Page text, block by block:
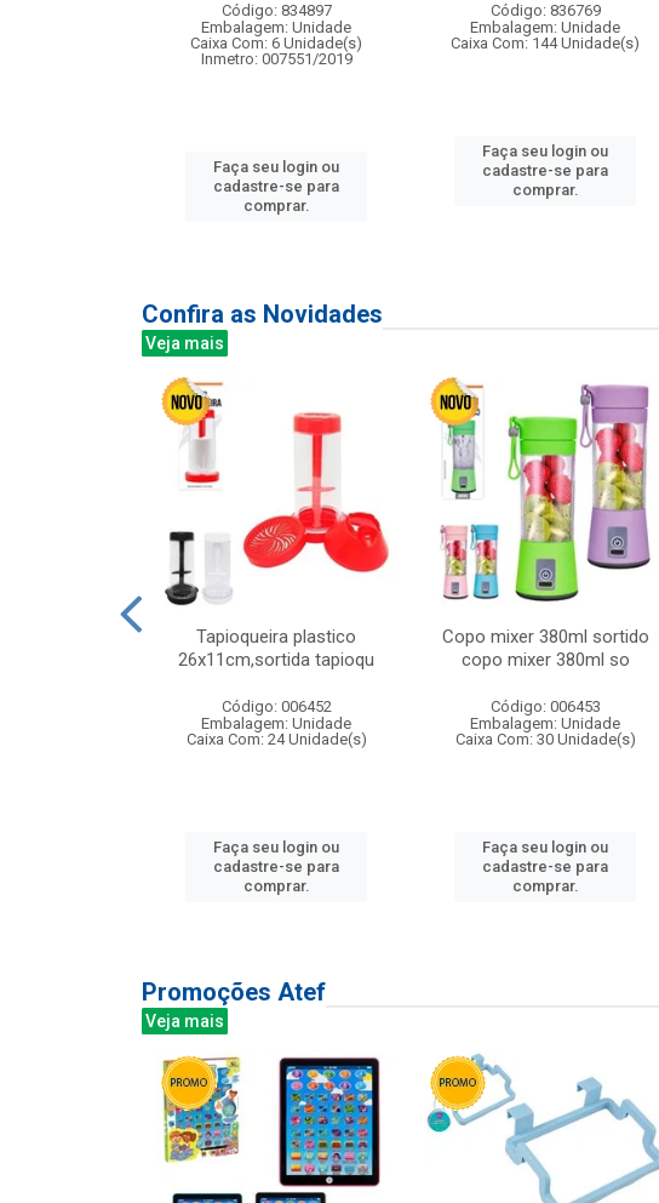
Código: 834897
Embalagem: Unidade
Caixa Com: 6 Unidade(s)
Inmetro: 007551/2019
Faça seu login ou
cadastre-se para
comprar.
Código: 836769
Embalagem: Unidade
Caixa Com: 144 Unidade(s)
Faça seu login ou
cadastre-se para
comprar.
Confira as Novidades
Veja mais
Tapioqueira plastico
26x11cm,sortida tapioqu
Código: 006452
Embalagem: Unidade
Caixa Com: 24 Unidade(s)
Faça seu login ou
cadastre-se para
comprar.
Copo mixer 380ml sortido
copo mixer 380ml so
Código: 006453
Embalagem: Unidade
Caixa Com: 30 Unidade(s)
Faça seu login ou
cadastre-se para
comprar.
Promoções Atef
Veja mais